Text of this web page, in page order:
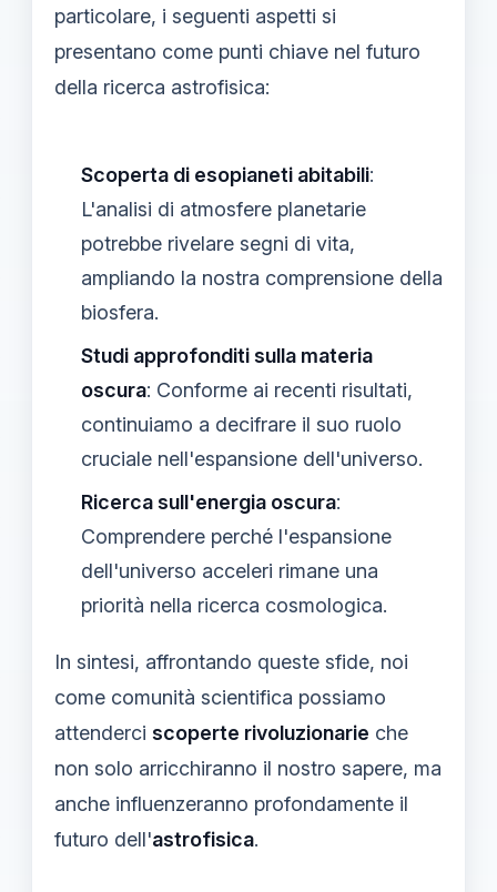
particolare, i seguenti aspetti si
presentano come punti chiave nel futuro
della ricerca astrofisica:
Scoperta di esopianeti abitabili:
L'analisi di atmosfere planetarie
potrebbe rivelare segni di vita,
ampliando la nostra comprensione della
biosfera.
Studi approfonditi sulla materia
oscura: Conforme ai recenti risultati,
continuiamo a decifrare il suo ruolo
cruciale nell'espansione dell'universo.
Ricerca sull'energia oscura:
Comprendere perché l'espansione
dell'universo acceleri rimane una
priorità nella ricerca cosmologica.
In sintesi, affrontando queste sfide, noi
come comunità scientifica possiamo
attenderci scoperte rivoluzionarie che
non solo arricchiranno il nostro sapere, ma
anche influenzeranno profondamente il
futuro dell'astrofisica.